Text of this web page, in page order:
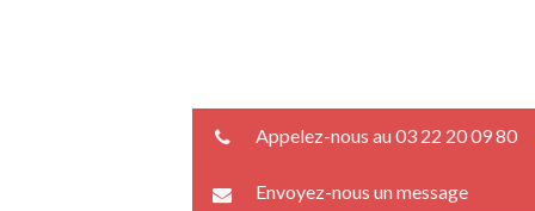
Appelez-nous au 03 22 20 09 80
Envoyez-nous un message